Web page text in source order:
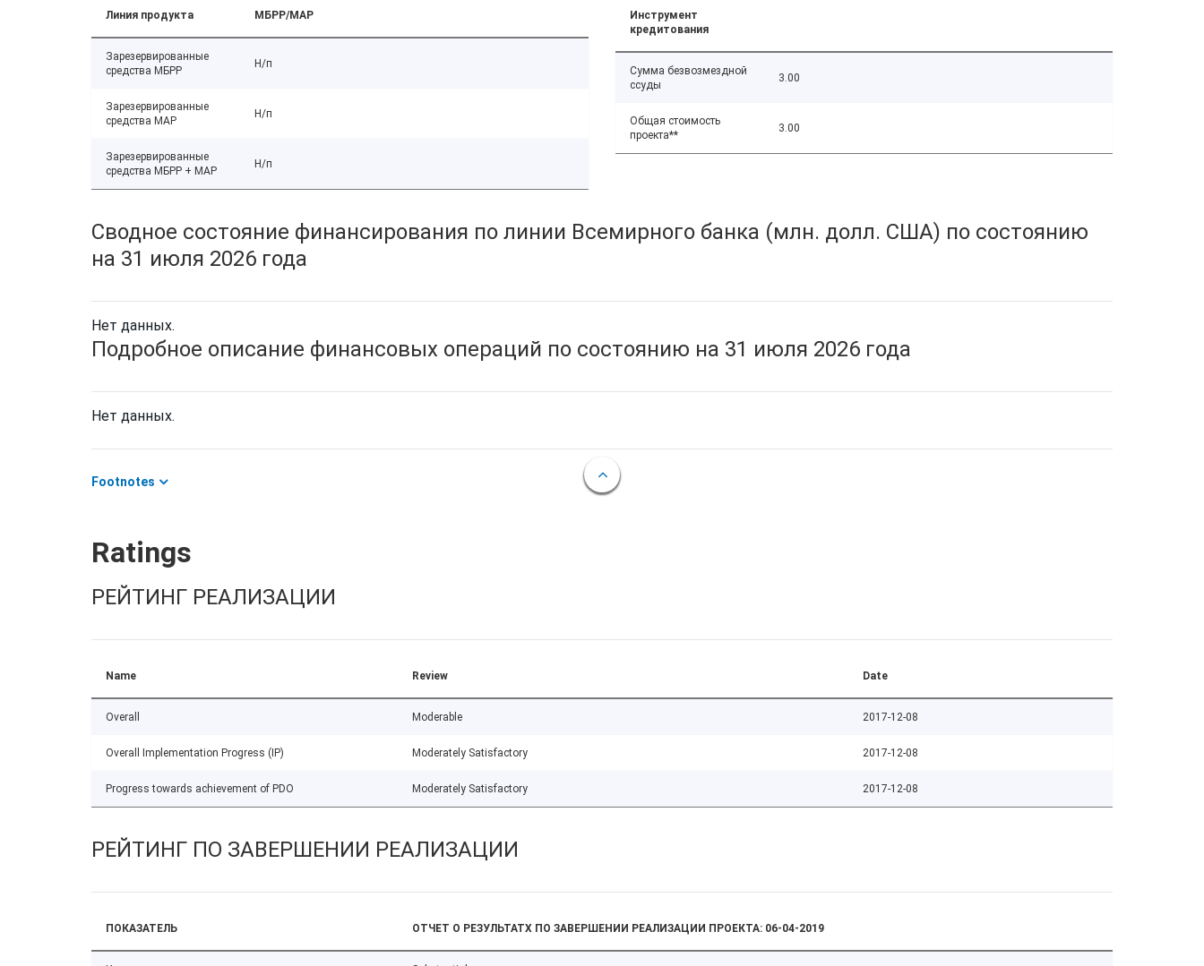
Линия продукта МБРР/МАР
Зарезервированные
средства МБРР
Н/п
Зарезервированные
средства МАР
Н/п
Зарезервированные
средства МБРР + МАР
Н/п
Инструмент
кредитования
Сумма безвозмездной
ссуды
3.00
Общая стоимость
проекта**
3.00
Сводное состояние финансирования по линии Всемирного банка (млн. долл. США) по состоянию
на 31 июля 2026 года
Нет данных.
Подробное описание финансовых операций по состоянию на 31 июля 2026 года
Нет данных.
Footnotes
Ratings
РЕЙТИНГ РЕАЛИЗАЦИИ
Name Review Date
Overall Moderable 2017-12-08
Overall Implementation Progress (IP) Moderately Satisfactory 2017-12-08
Progress towards achievement of PDO Moderately Satisfactory 2017-12-08
РЕЙТИНГ ПО ЗАВЕРШЕНИИ РЕАЛИЗАЦИИ
ПОКАЗАТЕЛЬ ОТЧЕТ О РЕЗУЛЬТАТХ ПО ЗАВЕРШЕНИИ РЕАЛИЗАЦИИ ПРОЕКТА: 06-04-2019